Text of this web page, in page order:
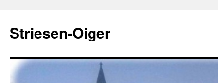
springen
Striesen-Oiger